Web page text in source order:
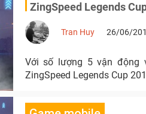
ZingSpeed Legends
Tran Huy 26/06/
Với số lượng 5 vận động
ZingSpeed Legends Cup